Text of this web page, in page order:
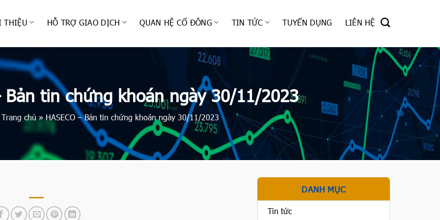
THIỆU HỖ TRỢ GIAO DỊCH QUAN HỆ CỔ ĐÔNG TIN TỨC TUYỂN DỤNG LIÊN HỆ
Bản tin chứng khoán ngày 30/11/2023
Trang chủ»HASECO – Bản tin chứng khoán ngày 30/11/2023
DANH MỤC
Tin tức